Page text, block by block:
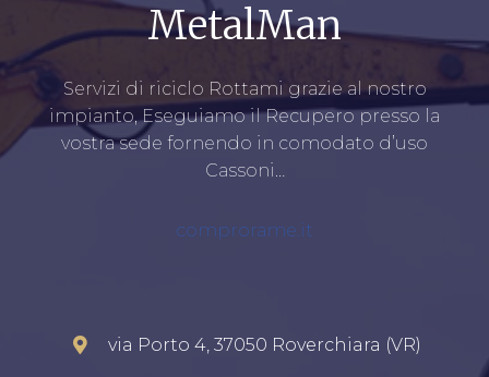
MetalMan
Servizi di riciclo Rottami grazie al nostro
impianto, Eseguiamo il Recupero presso la
vostra sede fornendo in comodato d’uso
Cassoni…
comprorame.it
via Porto 4, 37050 Roverchiara (VR)